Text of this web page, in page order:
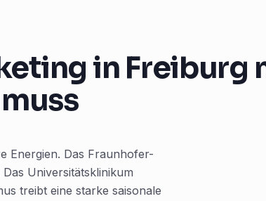
in Freiburg
muss
Energien. Das Fraunhofer-
Universitätsklinikum
treibt eine starke saisonale